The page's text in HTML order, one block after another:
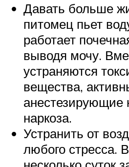
Давать больше
питомец пьет
работает
выводя мочу.
устраняются
вещества,
анестезирующие
наркоза.
Устранить от
любого стресса.